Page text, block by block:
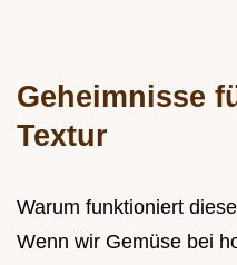
Geheimnisse
Textur
Warum funktioniert
Wenn wir Gemüse bei